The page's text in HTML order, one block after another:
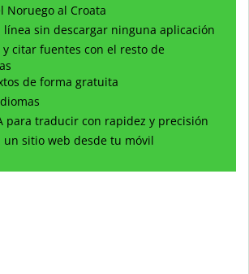
Noruego al Croata
sin descargar ninguna aplicación
y citar fuentes con el resto de
de forma gratuita
para traducir con rapidez y precisión
sitio web desde tu móvil